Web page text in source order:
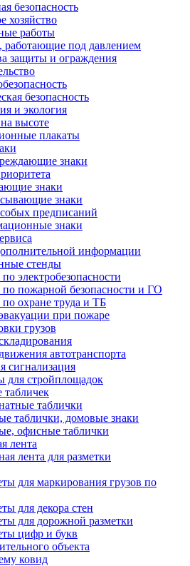
безопасность
хозяйство
работы
работающие под давлением
защиты и ограждения
безопасность
и экология
высоте
плакаты
знаки
знаки
знаки
предписаний
знаки
информации
стенды
электробезопасности
пожарной безопасности и ГО
охране труда и ТБ
при пожаре
грузов
автотранспорта
сигнализация
для стройплощадок
табличек
таблички
таблички, домовые знаки
офисные таблички
лента
лента для разметки
для маркирования грузов по
для декора стен
для дорожной разметки
цифр и букв
объекта
ковид